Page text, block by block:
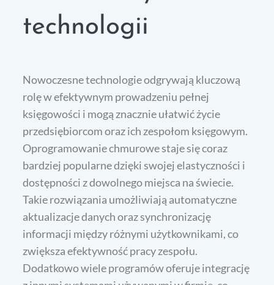
technologii
Nowoczesne technologie odgrywają kluczową
rolę w efektywnym prowadzeniu pełnej
księgowości i mogą znacznie ułatwić życie
przedsiębiorcom oraz ich zespołom księgowym.
Oprogramowanie chmurowe staje się coraz
bardziej popularne dzięki swojej elastyczności i
dostępności z dowolnego miejsca na świecie.
Takie rozwiązania umożliwiają automatyczne
aktualizacje danych oraz synchronizację
informacji między różnymi użytkownikami, co
zwiększa efektywność pracy zespołu.
Dodatkowo wiele programów oferuje integrację